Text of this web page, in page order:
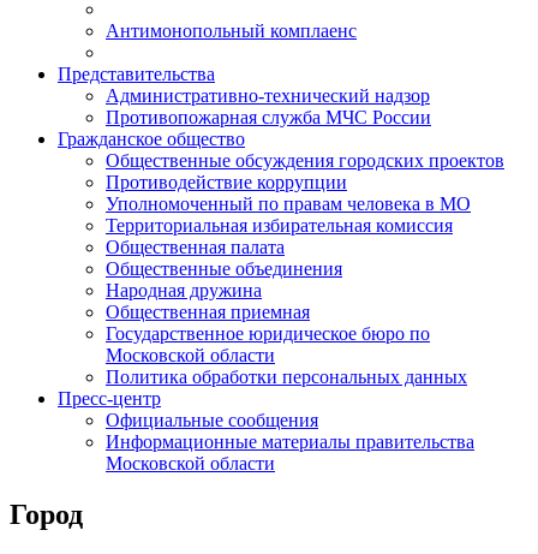
Антимонопольный комплаенс
Представительства
Административно-технический надзор
Противопожарная служба МЧС России
Гражданское общество
Общественные обсуждения городских проектов
Противодействие коррупции
Уполномоченный по правам человека в МО
Территориальная избирательная комиссия
Общественная палата
Общественные объединения
Народная дружина
Общественная приемная
Государственное юридическое бюро по
Московской области
Политика обработки персональных данных
Пресс-центр
Официальные сообщения
Информационные материалы правительства
Московской области
Город